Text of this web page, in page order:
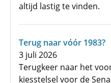
altijd lastig te vinden.
Terug naar vóór 1983?
3 juli 2026
Terugkeer naar het
kiesstelsel voor de